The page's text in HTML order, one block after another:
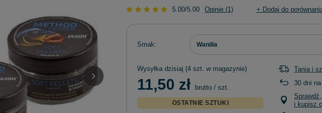
5.00/5.00 Opinie (1) + Dodaj do
Smak Wanilia
Wysyłka dzisiaj (4 szt. w magazynie)
11,50 zł brutto / szt.
OSTATNIE SZTUKI
Tania i
30 dni
i kupisz